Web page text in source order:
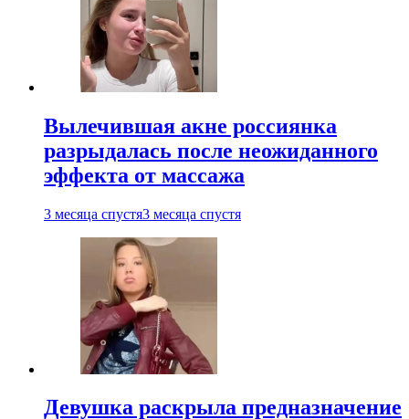
Вылечившая акне россиянка
разрыдалась после неожиданного
эффекта от массажа
3 месяца спустя3 месяца спустя
Девушка раскрыла предназначение